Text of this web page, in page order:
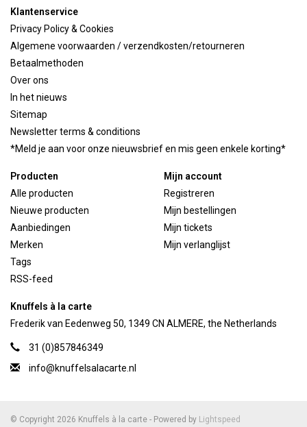
Klantenservice
Privacy Policy & Cookies
Algemene voorwaarden / verzendkosten/retourneren
Betaalmethoden
Over ons
In het nieuws
Sitemap
Newsletter terms & conditions
*Meld je aan voor onze nieuwsbrief en mis geen enkele korting*
Producten
Alle producten
Nieuwe producten
Aanbiedingen
Merken
Tags
RSS-feed
Mijn account
Registreren
Mijn bestellingen
Mijn tickets
Mijn verlanglijst
Knuffels à la carte
Frederik van Eedenweg 50, 1349 CN ALMERE, the Netherlands
31 (0)857846349
info@knuffelsalacarte.nl
© Copyright 2026 Knuffels à la carte - Powered by Lightspeed